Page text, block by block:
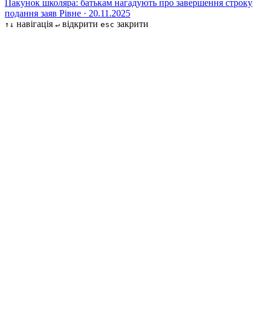
Пакунок школяра: батькам нагадують про завершення строку
подання заяв Рівне · 20.11.2025
↑↓ навігація ↵ відкрити esc закрити